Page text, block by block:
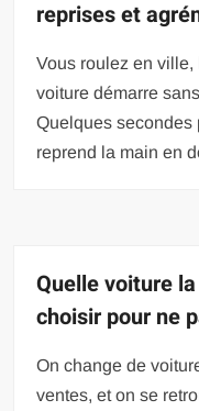
reprises et
Vous roulez en ville,
voiture démarre
Quelques secondes
reprend la main en
Quelle voiture
choisir pour ne
On change de
ventes, et on se